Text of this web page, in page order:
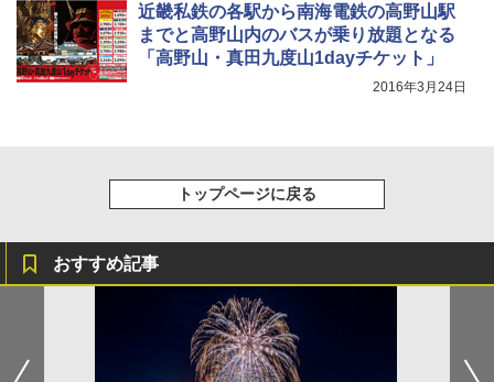
近畿私鉄の各駅から南海電鉄の高野山駅
までと高野山内のバスが乗り放題となる
「高野山・真田九度山1dayチケット」
2016年3月24日
トップページに戻る
おすすめ記事